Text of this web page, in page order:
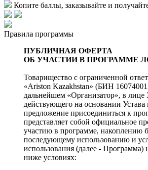
Копите баллы, заказывайте и
Правила программы
ПУБЛИЧНАЯ ОФЕРТА
ОБ УЧАСТИИ В ПРОГРАММЕ
Товарищество с ограниченной
«Ariston Kazakhstan» (БИН
дальнейшем «Организатор», в
действующего на основании Устава
предложение присоединиться к
представляет собой официальное
участию в программе, накоплению
последующему использованию и
использования (далее -
ниже условиях: